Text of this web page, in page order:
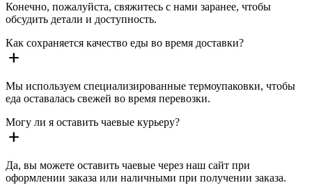
Конечно, пожалуйста, свяжитесь с нами заранее, чтобы
обсудить детали и доступность.
Как сохраняется качество еды во время доставки?
add
Мы используем специализированные термоупаковки, чтобы
еда оставалась свежей во время перевозки.
Могу ли я оставить чаевые курьеру?
add
Да, вы можете оставить чаевые через наш сайт при
оформлении заказа или наличными при получении заказа.